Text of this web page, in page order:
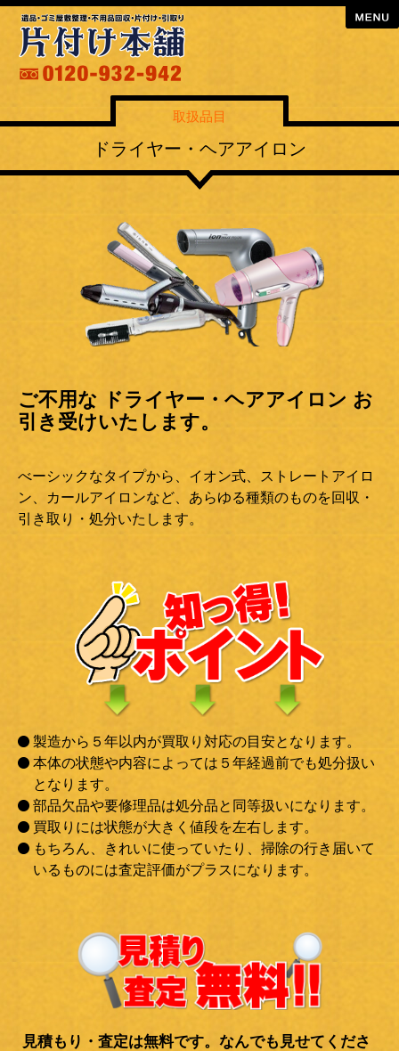
menu
取扱品目
ドライヤー・ヘアアイロン
ご不用な ドライヤー・ヘアアイロン お
引き受けいたします。
べーシックなタイプから、イオン式、ストレートアイロ
ン、カールアイロンなど、あらゆる種類のものを回収・
引き取り・処分いたします。
製造から５年以内が買取り対応の目安となります。
本体の状態や内容によっては５年経過前でも処分扱い
となります。
部品欠品や要修理品は処分品と同等扱いになります。
買取りには状態が大きく値段を左右します。
もちろん、きれいに使っていたり、掃除の行き届いて
いるものには査定評価がプラスになります。
見積もり・査定は無料です。なんでも見せてくださ